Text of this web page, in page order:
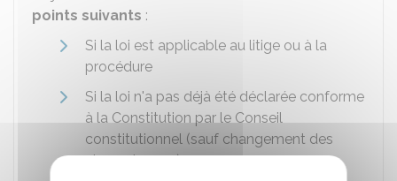
points suivants :
Si la loi est applicable au litige ou à la
procédure
Si la loi n'a pas déjà été déclarée conforme
à la Constitution par le Conseil
constitutionnel (sauf changement des
circonstances)